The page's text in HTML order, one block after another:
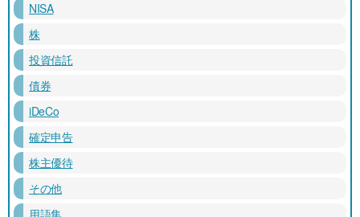
NISA
株
投資信託
債券
iDeCo
確定申告
株主優待
その他